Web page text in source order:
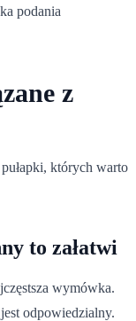
podania
z
których warto
to załatwi
wymówka.
odpowiedzialny.